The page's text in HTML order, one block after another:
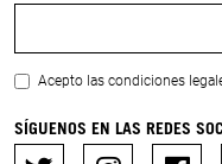
Acepto las condiciones
SÍGUENOS EN LAS REDES